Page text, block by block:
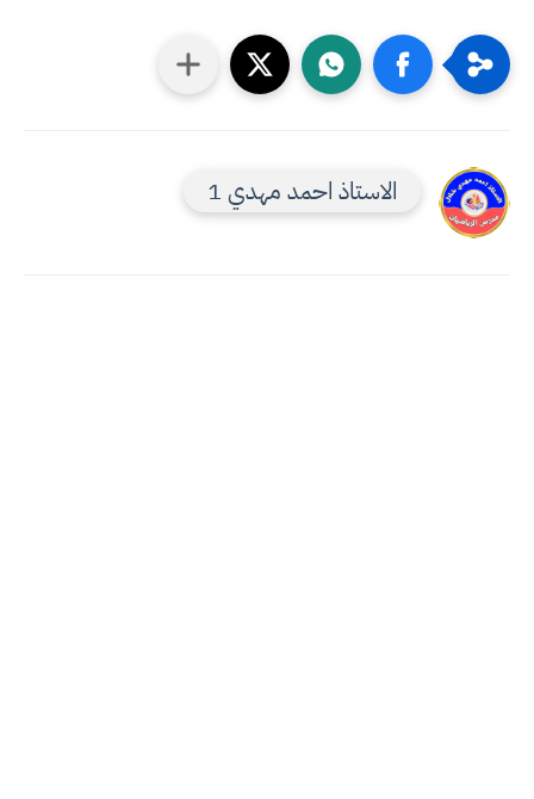
الاستاذ احمد مهدي 1